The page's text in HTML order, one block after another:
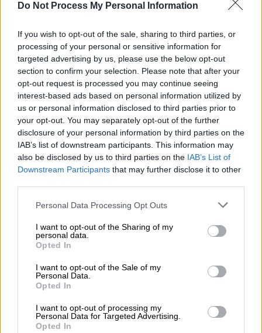
Do Not Process My Personal Information
If you wish to opt-out of the sale, sharing to third parties, or
processing of your personal or sensitive information for
targeted advertising by us, please use the below opt-out
section to confirm your selection. Please note that after your
opt-out request is processed you may continue seeing
interest-based ads based on personal information utilized by
us or personal information disclosed to third parties prior to
your opt-out. You may separately opt-out of the further
disclosure of your personal information by third parties on the
IAB’s list of downstream participants. This information may
also be disclosed by us to third parties on the IAB’s List of
Downstream Participants that may further disclose it to other
Please note that this website/app uses one or more Google
not limited to your visit or usage behaviour. You may click to
grant or deny consent to Google and its third-party tags to
use your data for below specified purposes in below Google
consent section.
Personal Data Processing Opt Outs
I want to opt-out of the Sharing of my
personal data.
Opted In
I want to opt-out of the Sale of my
Personal Data.
Opted In
I want to opt-out of processing my
Personal Data for Targeted Advertising.
Opted In
Κόσμος|13.03.2025 23:07
Τραμπ: «Θέμα χρόνου η προσάρτηση της
Γροιλανδίας»
«Είναι απαραίτητο για τη διεθνή ασφάλεια»,
τόνισε ο Αμερικανός Πρόεδρος
Σινεμά|13.03.2025 23:00